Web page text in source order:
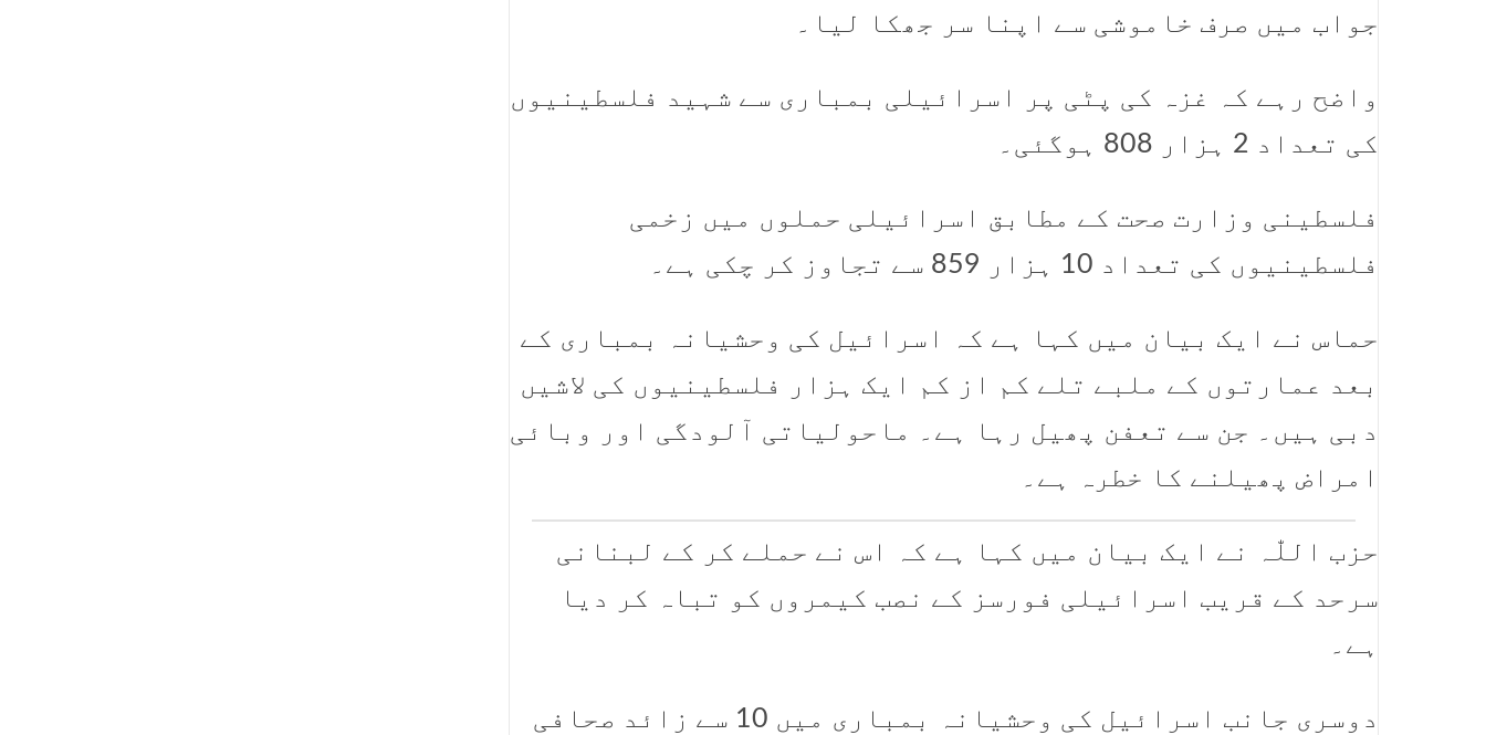
جواب میں صرف خاموشی سے اپنا سر جھکا لیا۔
واضح رہے کہ غزہ کی پٹی پر اسرائیلی بمباری سے شہید فلسطینیوں
کی تعداد 2 ہزار 808 ہوگئی۔
فلسطینی وزارت صحت کے مطابق اسرائیلی حملوں میں زخمی
فلسطینیوں کی تعداد 10 ہزار 859 سے تجاوز کر چکی ہے۔
حماس نے ایک بیان میں کہا ہے کہ اسرائیل کی وحشیانہ بمباری کے
بعد عمارتوں کے ملبے تلے کم از کم ایک ہزار فلسطینیوں کی لاشیں
دبی ہیں۔ جن سے تعفن پھیل رہا ہے۔ ماحولیاتی آلودگی اور وبائی
امراض پھیلنے کا خطرہ ہے۔
حزب اللّٰہ نے ایک بیان میں کہا ہے کہ اس نے حملے کر کے لبنانی
سرحد کے قریب اسرائیلی فورسز کے نصب کیمروں کو تباہ کر دیا
ہے۔
دوسری جانب اسرائیل کی وحشیانہ بمباری میں 10 سے زائد صحافی